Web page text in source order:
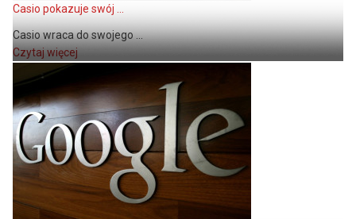
Casio pokazuje swój ...
Casio wraca do swojego ...
Czytaj więcej